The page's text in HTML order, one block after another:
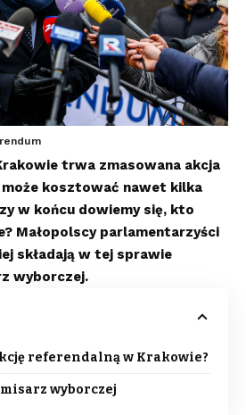
trwa zmasowana akcja
kosztować nawet kilka
w końcu dowiemy się, kto
Małopolscy parlamentarzyści
składają w tej sprawie
wyborczej.
referendalną w Krakowie?
wyborczej